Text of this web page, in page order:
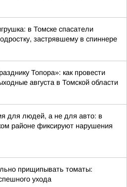
в Томске спасатели
застрявшему в спиннере
Топора»: как провести
августа в Томской области
для людей, а не для авто: в
районе фиксируют нарушения
прищипывать томаты:
ухода